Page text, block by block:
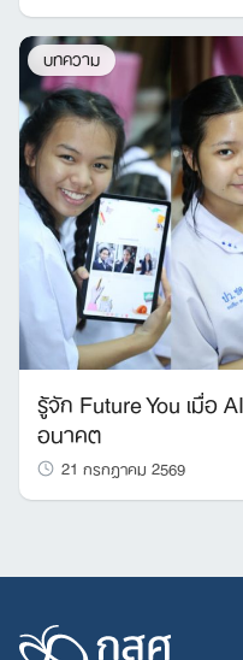
บทความ
รู้จัก Future You เมื่อ
อนาคต
21 กรกฎาคม 2569